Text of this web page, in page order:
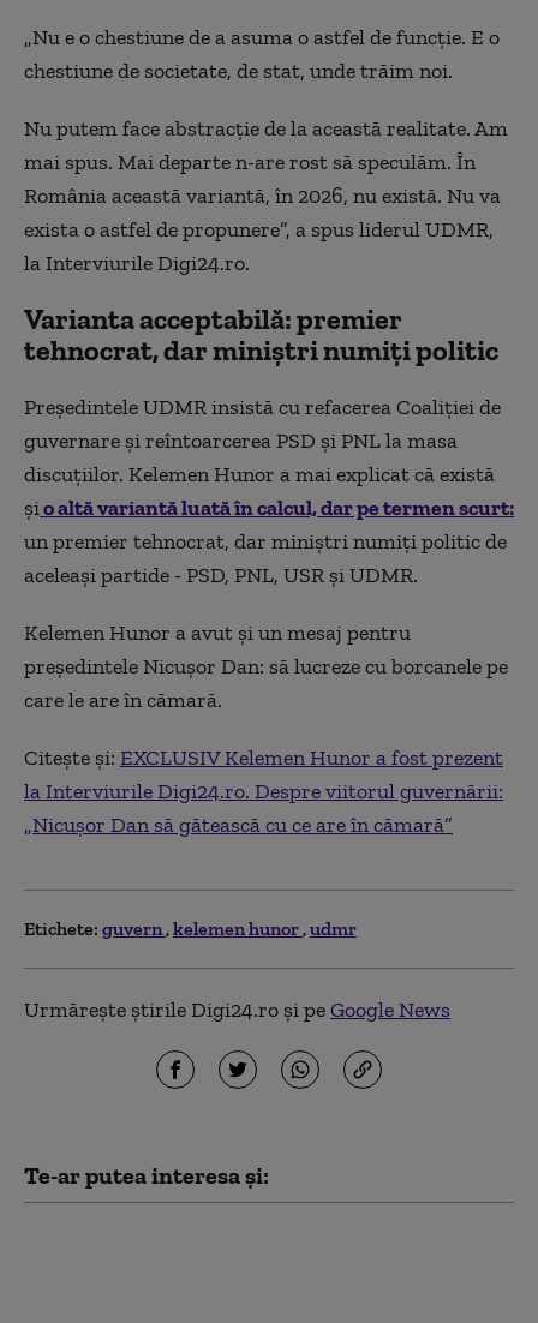
„Nu e o chestiune de a asuma o astfel de funcție. E o
chestiune de societate, de stat, unde trăim noi.
Nu putem face abstracție de la această realitate. Am
mai spus. Mai departe n-are rost să speculăm. În
România această variantă, în 2026, nu există. Nu va
exista o astfel de propunere”, a spus liderul UDMR,
la Interviurile Digi24.ro.
Varianta acceptabilă: premier
tehnocrat, dar miniștri numiți politic
Președintele UDMR insistă cu refacerea Coaliției de
guvernare și reîntoarcerea PSD și PNL la masa
discuțiilor. Kelemen Hunor a mai explicat că există
șio altă variantă luată în calcul, dar pe termen scurt:
un premier tehnocrat, dar miniștri numiți politic de
aceleași partide - PSD, PNL, USR și UDMR.
Kelemen Hunor a avut și un mesaj pentru
președintele Nicușor Dan: să lucreze cu borcanele pe
care le are în cămară.
Citește și: EXCLUSIV Kelemen Hunor a fost prezent
la Interviurile Digi24.ro. Despre viitorul guvernării:
„Nicușor Dan să gătească cu ce are în cămară”
Etichete: guvern kelemen hunor udmr
Urmărește știrile Digi24.ro și peGoogle News
Te-ar putea interesa și: